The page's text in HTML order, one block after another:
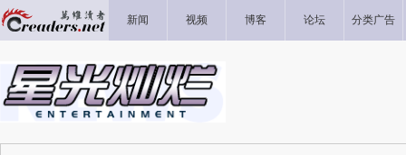
新闻 视频 博客 论坛 分类广告